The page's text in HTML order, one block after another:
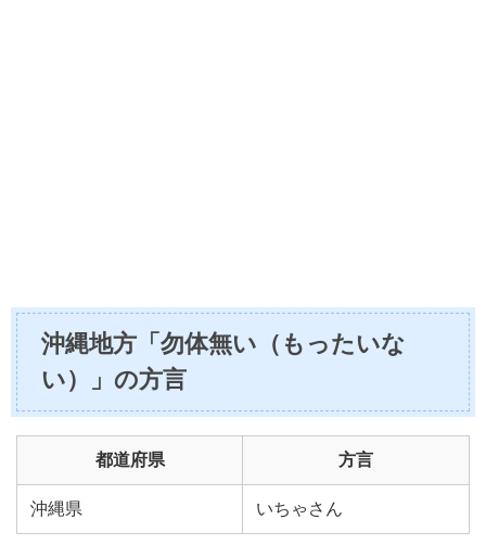
沖縄地方「勿体無い（もったいな
い）」の方言
都道府県 方言
沖縄県 いちゃさん